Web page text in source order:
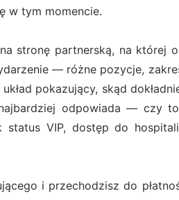
w tym momencie.
stronę partnerską, na której
— różne pozycje,
pokazujący, skąd
odpowiada — czy
VIP, dostęp do
i przechodzisz do